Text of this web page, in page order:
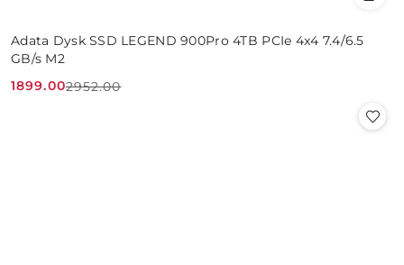
Adata Dysk SSD LEGEND 900Pro 4TB PCIe 4x4 7.4/6.5
GB/s M2
Cena
1899.00
Cena
2952.00